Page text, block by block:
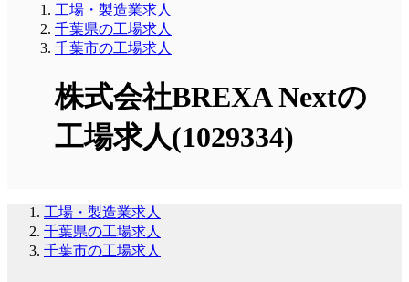
工場・製造業求人
千葉県の工場求人
千葉市の工場求人
株式会社BREXA Nextの
工場求人(1029334)
工場・製造業求人
千葉県の工場求人
千葉市の工場求人